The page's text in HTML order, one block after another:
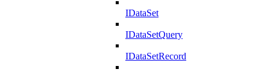
IDataSet
IDataSetQuery
IDataSetRecord